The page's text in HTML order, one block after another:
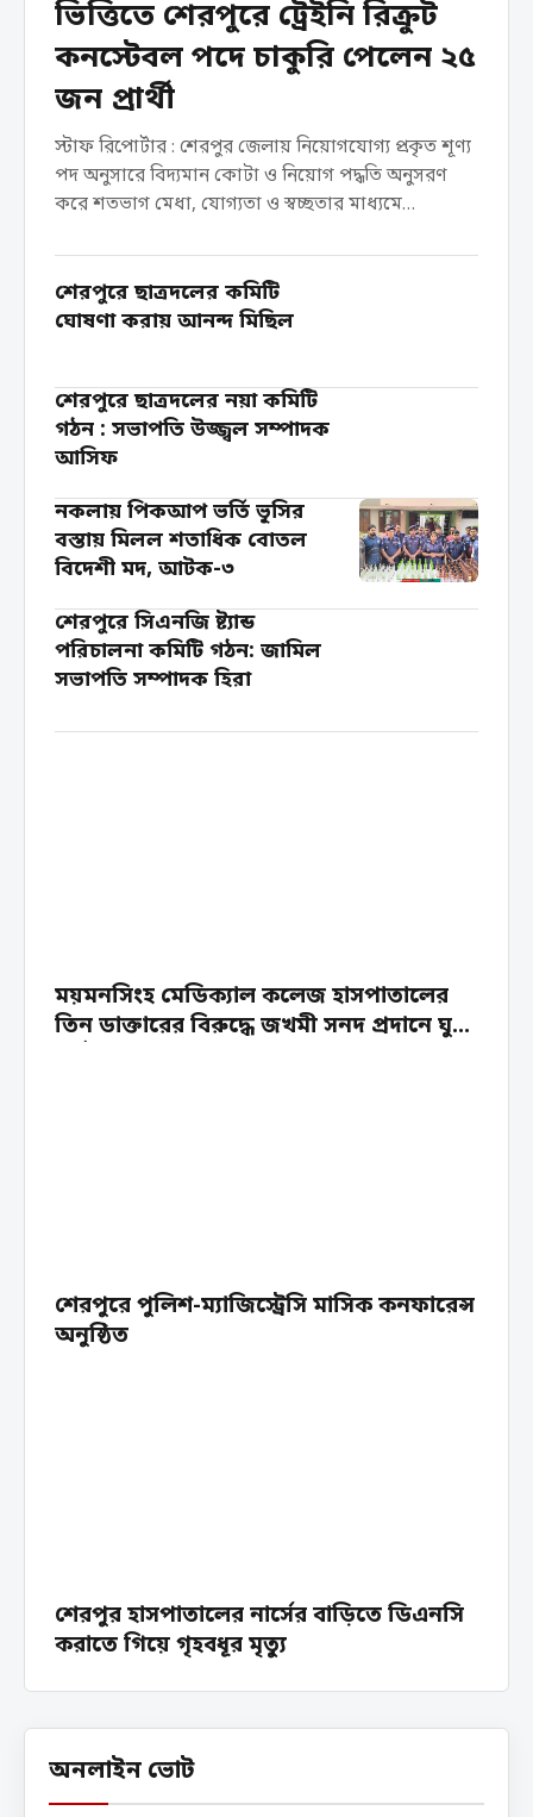
ভিত্তিতে শেরপুরে ট্রেইনি রিক্রুট
কনস্টেবল পদে চাকুরি পেলেন ২৫
জন প্রার্থী
স্টাফ রিপোর্টার : শেরপুর জেলায় নিয়োগযোগ্য প্রকৃত শূণ্য
পদ অনুসারে বিদ্যমান কোটা ও নিয়োগ পদ্ধতি অনুসরণ
করে শতভাগ মেধা, যোগ্যতা ও স্বচ্ছতার মাধ্যমে
নিয়োগ, ফেব্রুয়ারি ২০২৬ এর চূড়ান্ত...
শেরপুরে ছাত্রদলের কমিটি
ঘোষণা করায় আনন্দ মিছিল
শেরপুরে ছাত্রদলের নয়া কমিটি
গঠন : সভাপতি উজ্জ্বল সম্পাদক
আসিফ
নকলায় পিকআপ ভর্তি ভূসির
বস্তায় মিলল শতাধিক বোতল
বিদেশী মদ, আটক-৩
শেরপুরে সিএনজি ষ্ট্যান্ড
পরিচালনা কমিটি গঠন: জামিল
সভাপতি সম্পাদক হিরা
ময়মনসিংহ মেডিক্যাল কলেজ হাসপাতালের
তিন ডাক্তারের বিরুদ্ধে জখমী সনদ প্রদানে ঘুষ
শেরপুরে পুলিশ-ম্যাজিস্ট্রেসি মাসিক কনফারেন্স
অনুষ্ঠিত
শেরপুর হাসপাতালের নার্সের বাড়িতে ডিএনসি
করাতে গিয়ে গৃহবধূর মৃত্যু
অনলাইন ভোট